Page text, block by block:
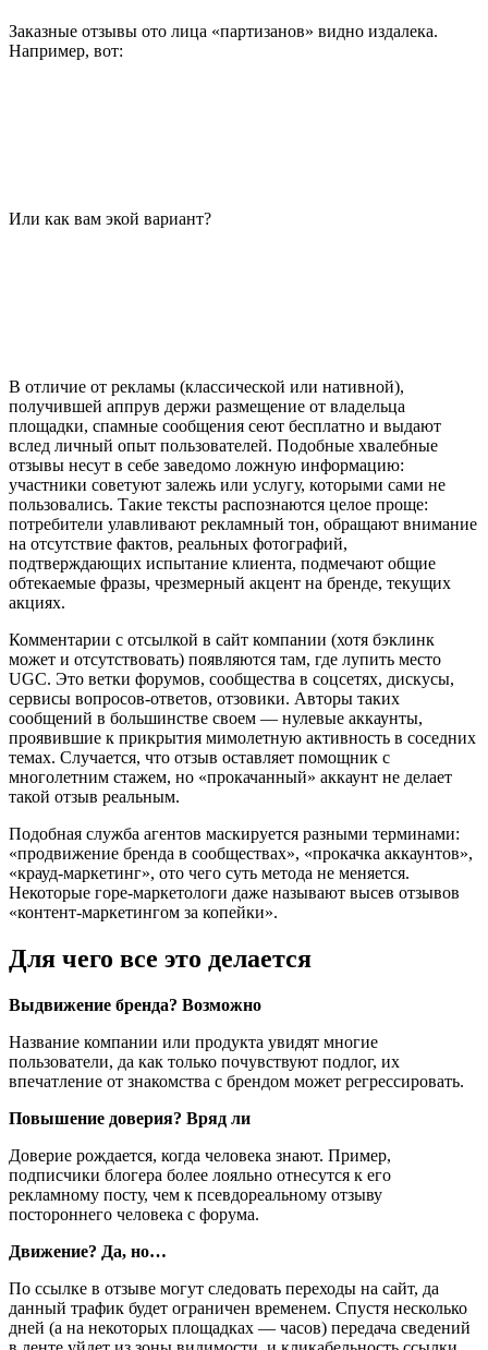
Заказные отзывы ото лица «партизанов» видно издалека.
Например, вот:
Или как вам экой вариант?
В отличие от рекламы (классической или нативной),
получившей аппрув держи размещение от владельца
площадки, спамные сообщения сеют бесплатно и выдают
вслед личный опыт пользователей. Подобные хвалебные
отзывы несут в себе заведомо ложную информацию:
участники советуют залежь или услугу, которыми сами не
пользовались. Такие тексты распознаются целое проще:
потребители улавливают рекламный тон, обращают внимание
на отсутствие фактов, реальных фотографий,
подтверждающих испытание клиента, подмечают общие
обтекаемые фразы, чрезмерный акцент на бренде, текущих
акциях.
Комментарии с отсылкой в сайт компании (хотя бэклинк
может и отсутствовать) появляются там, где лупить место
UGC. Это ветки форумов, сообщества в соцсетях, дискусы,
сервисы вопросов-ответов, отзовики. Авторы таких
сообщений в большинстве своем — нулевые аккаунты,
проявившие к прикрытия мимолетную активность в соседних
темах. Случается, что отзыв оставляет помощник с
многолетним стажем, но «прокачанный» аккаунт не делает
такой отзыв реальным.
Подобная служба агентов маскируется разными терминами:
«продвижение бренда в сообществах», «прокачка аккаунтов»,
«крауд-маркетинг», ото чего суть метода не меняется.
Некоторые горе-маркетологи даже называют высев отзывов
«контент-маркетингом за копейки».
Для чего все это делается
Выдвижение бренда? Возможно
Название компании или продукта увидят многие
пользователи, да как только почувствуют подлог, их
впечатление от знакомства с брендом может регрессировать.
Повышение доверия? Вряд ли
Доверие рождается, когда человека знают. Пример,
подписчики блогера более лояльно отнесутся к его
рекламному посту, чем к псевдореальному отзыву
постороннего человека с форума.
Движение? Да, но…
По ссылке в отзыве могут следовать переходы на сайт, да
данный трафик будет ограничен временем. Спустя несколько
дней (а на некоторых площадках — часов) передача сведений